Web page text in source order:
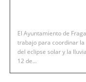
El Ayuntamiento de
trabajo para coordinar
del eclipse solar y la
12 de...